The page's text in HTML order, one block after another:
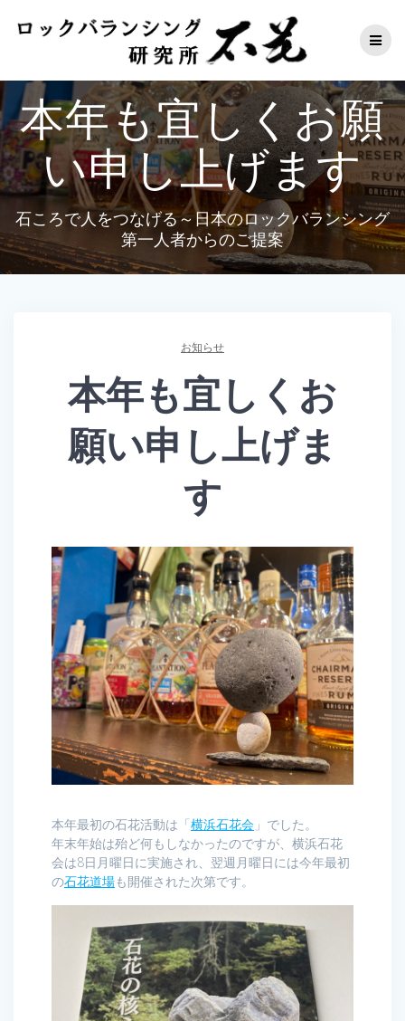
ン
ツ
へ
ス
キ
ッ
プ
本年も宜しくお願
い申し上げます
石ころで人をつなげる～日本のロックバランシング
第一人者からのご提案
お知らせ
本年も宜しくお
願い申し上げま
す
本年最初の石花活動は「横浜石花会 」でした。
年末年始は殆ど何もしなかったのですが、横浜石花
会は8日月曜日に実施され、翌週月曜日には今年最初
の石花道場も開催された次第です。